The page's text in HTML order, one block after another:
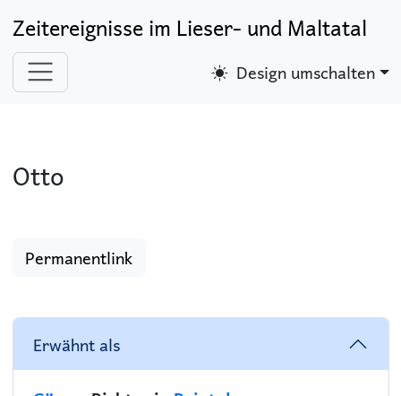
Zeitereignisse im Lieser- und Maltatal
Design umschalten
Otto
Permanentlink
Erwähnt als